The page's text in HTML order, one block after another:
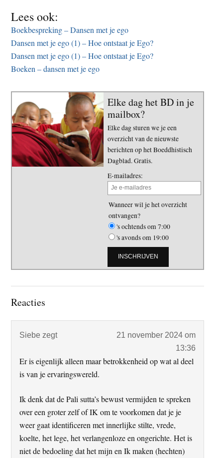
Lees ook:
Boekbespreking – Dansen met je ego
Dansen met je ego (1) – Hoe ontstaat je Ego?
Dansen met je ego (1) – Hoe ontstaat je Ego?
Boeken – dansen met je ego
Elke dag het BD in je
mailbox?
Elke dag sturen we je een
overzicht van de nieuwste
berichten op het Boeddhistisch
Dagblad. Gratis.
E-mailadres:
Wanneer wil je het overzicht
ontvangen?
's ochtends om 7:00
's avonds om 19:00
Lees
Reacties
Siebe zegt
21 november 2024 om
13:36
Er is eigenlijk alleen maar betrokkenheid op wat al deel
is van je ervaringswereld.
Ik denk dat de Pali sutta’s bewust vermijden te spreken
over een groter zelf of IK om te voorkomen dat je je
weer gaat identificeren met innerlijke stilte, vrede,
koelte, het lege, het verlangenloze en ongerichte. Het is
niet de bedoeling dat het mijn en Ik maken (hechten)